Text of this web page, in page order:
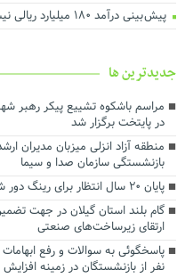
درآمد پایدار کلید توسعه شهری
ارزش روز ۴۰ میلیارد
توسعه حمل‌ونقل، انرژی و صنعت
استانداری گیلان
رضایت بازنشستگان و بهبود
آنها سرلوحه اهداف سازمانی است
توسعه شبکه ریلی بندر کاسپین
ظرفیت ترانزیتی در دستور کار قرار
تفاهم‌نامه همکاری میان سازمان
انزلی و شرکت ملی پست جمهوری
امضا شد
پیش بینی درآمد ۱۸۰ میلیارد ریالی نیشکرکاران گیلان
جديدترين ها
مراسم باشکوه تشییع پیکر رهبر
در پایتخت برگزار شد
منطقه آزاد انزلی میزبان مدیران
بازنشستگی سازمان صدا و سیما
پایان ۲۰ سال انتظار برای رینگ دور شهر رشت
گام بلند استان گیلان در جهت
ارتقای زیرساخت‌های صنعتی
نفر از بازنشستگان در زمینه